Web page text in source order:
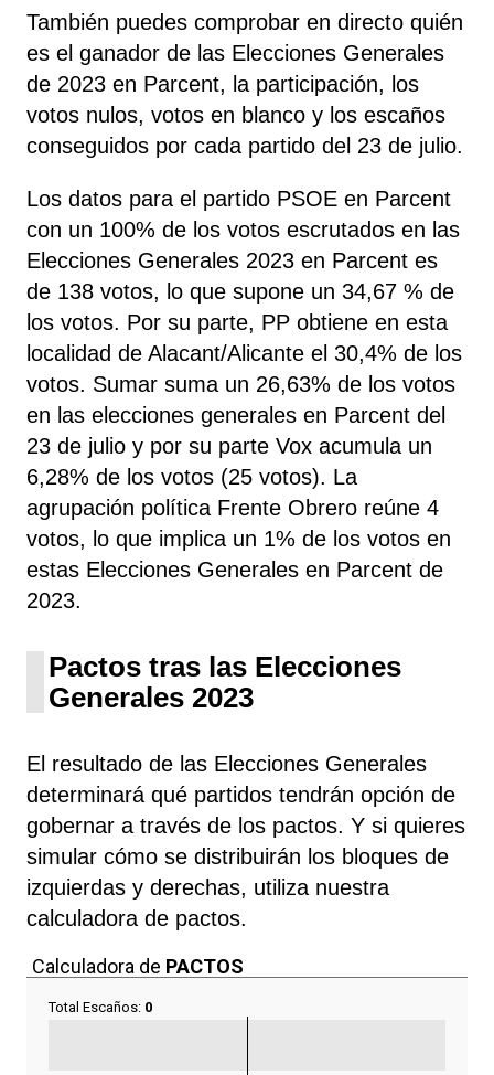
También puedes comprobar en directo quién
es el ganador de las Elecciones Generales
de 2023 en Parcent, la participación, los
votos nulos, votos en blanco y los escaños
conseguidos por cada partido del 23 de julio.
Los datos para el partido PSOE en Parcent
con un 100% de los votos escrutados en las
Elecciones Generales 2023 en Parcent es
de 138 votos, lo que supone un 34,67 % de
los votos. Por su parte, PP obtiene en esta
localidad de Alacant/Alicante el 30,4% de los
votos. Sumar suma un 26,63% de los votos
en las elecciones generales en Parcent del
23 de julio y por su parte Vox acumula un
6,28% de los votos (25 votos). La
agrupación política Frente Obrero reúne 4
votos, lo que implica un 1% de los votos en
estas Elecciones Generales en Parcent de
2023.
Pactos tras las Elecciones
Generales 2023
El resultado de las Elecciones Generales
determinará qué partidos tendrán opción de
gobernar a través de los pactos. Y si quieres
simular cómo se distribuirán los bloques de
izquierdas y derechas, utiliza nuestra
calculadora de pactos.
Calculadora de PACTOS
Total Escaños: 0